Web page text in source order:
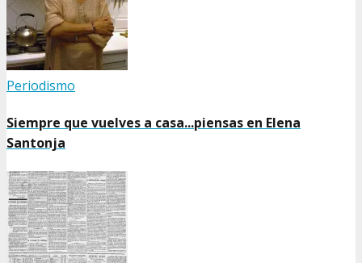
Periodismo
Siempre que vuelves a casa...piensas en Elena
Santonja